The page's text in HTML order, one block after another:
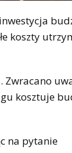
koszty
Zwracano
kosztuje
na pytanie